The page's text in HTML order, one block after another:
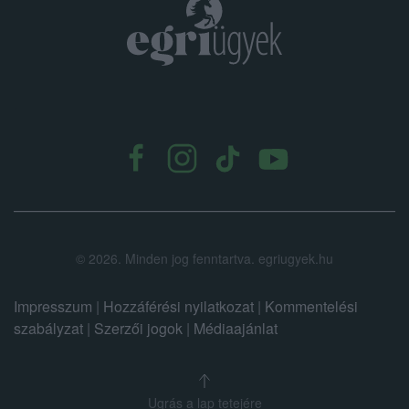
© 2026. Minden jog fenntartva. egriugyek.hu
Impresszum | Hozzáférési nyilatkozat | Kommentelési
szabályzat | Szerzői jogok | Médiaajánlat
Ugrás a lap tetejére